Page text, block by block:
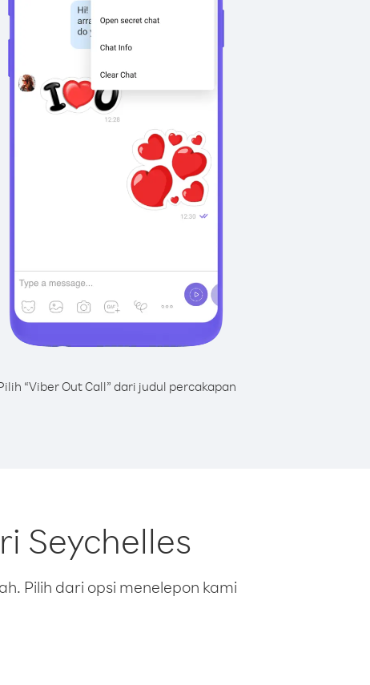
“Viber Out Call” dari judul percakapan
Seychelles
Pilih dari opsi menelepon kami